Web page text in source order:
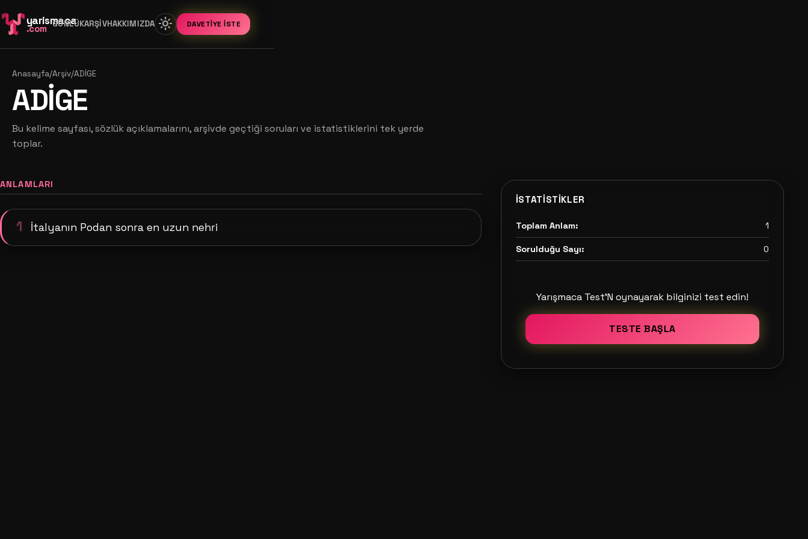
yarismaca
.com GÜNLÜKARŞIVHAKKIMIZDA light_mode DAVETIYE İSTE
Anasayfa/Arşiv/ADİGE
ADİGE
Bu kelime sayfası, sözlük açıklamalarını, arşivde geçtiği soruları ve istatistiklerini tek yerde
toplar.
ANLAMLARI
1 İtalyanın Podan sonra en uzun nehri
İSTATISTIKLER
Toplam Anlam: 1
Sorulduğu Sayı: 0
Yarışmaca Test'N oynayarak bilginizi test edin!
TESTE BAŞLA